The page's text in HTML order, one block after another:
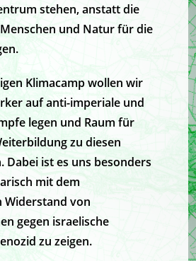
stehen, anstatt die
und Natur für die
Klimacamp wollen wir
auf anti-imperiale und
legen und Raum für
zu diesen
Dabei ist es uns besonders
mit dem
Widerstand von
gegen israelische
zu zeigen.